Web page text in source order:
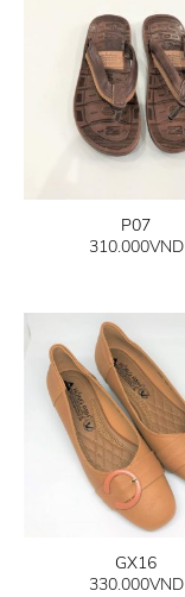
P07
310.000VND
GX16
330.000VND